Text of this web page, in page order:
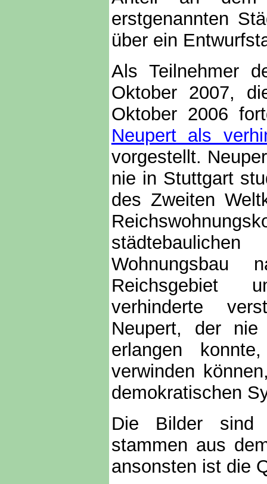
erstgenannten
über ein
Als Teilnehmer
Oktober 2007,
Oktober 2006
Neupert als
vorgestellt.
nie in Stuttgart
des Zweiten
Reichsgebiet
verhinderte
Neupert, der nie
erlangen
verwinden
demokratischen
Die Bilder sind
stammen aus
ansonsten ist die